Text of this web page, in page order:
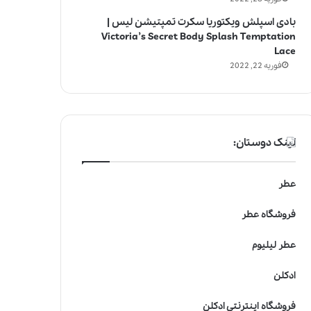
بادی اسپلش ویکتوریا سکرت تمپتیشن لیس |
Victoria’s Secret Body Splash Temptation
Lace
فوریه 22, 2022
لینک دوستان:
عطر
فروشگاه عطر
عطر لیلیوم
ادکلن
فروشگاه اینترنتی ادکلن